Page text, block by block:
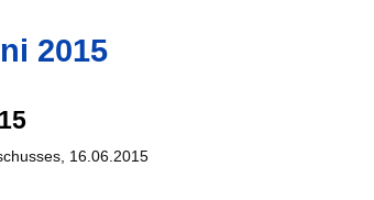
2015
16.06.2015